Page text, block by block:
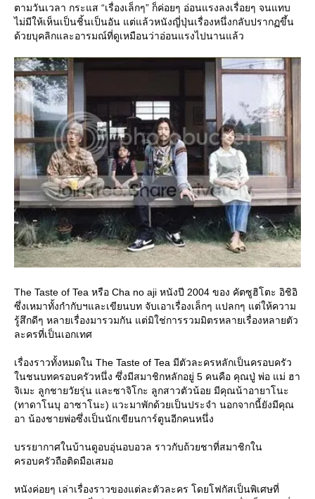
ตามวันเวลา กระแส “เรื่องเล็กๆ” ก็ค่อยๆ อ่อนแรงลงเรื่อยๆ จนแทบ
ไม่มีให้เห็นเป็นชิ้นเป็นอัน แต่แล้วหนังญี่ปุ่นเรื่องหนึ่งกลับปรากฏขึ้น
ด้วยบุคลิกและอารมณ์ที่ดูเหมือนว่าอ่อนแรงไปนานแล้ว
The Taste of Tea หรือ Cha no aji หนังปี 2004 ของ คัตซูฮิโตะ อิชิอิ
ซึ่งเหมาทั้งกำกับฯและเขียนบท จับเอาเรื่องเล็กๆ แปลกๆ แต่ให้ความ
รู้สึกดีๆ หลายเรื่องมารวมกัน แต่มิใช่การรวมมิตรหลายเรื่องหลายตัว
ละครที่เป็นเอกเทศ
เรื่องราวทั้งหมดใน The Taste of Tea มีตัวละครหลักเป็นครอบครัว
นชนบทครอบครัวหนึ่ง ซึ่งมีสมาชิกหลักอยู่ 5 คนคือ คุณปู่ พ่อ แม่ ฮา
จิเมะ ลูกชายวัยรุ่น และซาจิโกะ ลูกสาวตัวน้อย มีคุณน้าอายาโนะ
(ทาดาโนบุ อาซาโนะ) แวะมาพักด้วยเป็นประจำ นอกจากนี้ยังมีคุณ
อา น้องชายพ่อซึ่งเป็นนักเขียนการ์ตูนอีกคนหนึ่ง
บรรยากาศในบ้านดูอบอุ่นอบอวล ราวกับถ้วยชาที่สมาชิกใน
ครอบครัวถือติดมือเสมอ
หนังค่อยๆ เล่าเรื่องราวของแต่ละตัวละคร โดยโฟกัสเป็นพิเศษที่